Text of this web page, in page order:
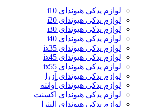
لوازم یدکی هیوندای i10
لوازم یدکی هیوندای i20
لوازم یدکی هیوندای i30
لوازم یدکی هیوندای i40
لوازم یدکی هیوندای ix35
لوازم یدکی هیوندای ix45
لوازم یدکی هیوندای ix55
لوازم یدکی هیوندای آزرا
لوازم یدکی هیوندای آوانته
لوازم یدکی هیوندای اکسنت
لوازم یدکی هیوندای النترا